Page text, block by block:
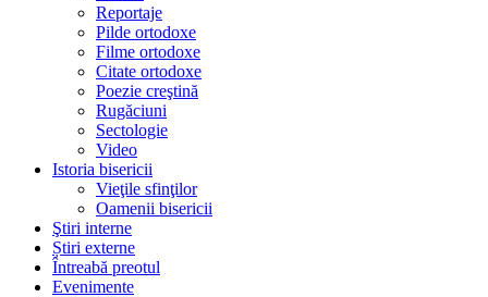
Reportaje
Pilde ortodoxe
Filme ortodoxe
Citate ortodoxe
Poezie creştină
Rugăciuni
Sectologie
Video
Istoria bisericii
Vieţile sfinţilor
Oamenii bisericii
Ştiri interne
Știri externe
Întreabă preotul
Evenimente